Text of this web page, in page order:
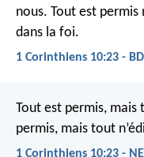
nous. Tout est permis
dans la foi.
1 Corinthiens 10:23 -
Tout est permis, mais
permis, mais tout
1 Corinthiens 10:23 -